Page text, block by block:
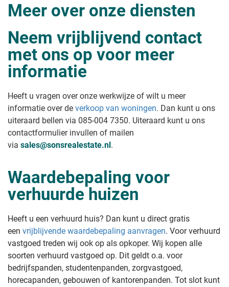
Meer over onze diensten
Neem vrijblijvend contact
met ons op voor meer
informatie
Heeft u vragen over onze werkwijze of wilt u meer
informatie over de verkoop van woningen. Dan kunt u ons
uiteraard bellen via 085-004 7350. Uiteraard kunt u ons
contactformulier invullen of mailen
via sales@sonsrealestate.nl.
Waardebepaling voor
verhuurde huizen
Heeft u een verhuurd huis? Dan kunt u direct gratis
een vrijblijvende waardebepaling aanvragen. Voor verhuurd
vastgoed treden wij ook op als opkoper. Wij kopen alle
soorten verhuurd vastgoed op. Dit geldt o.a. voor
bedrijfspanden, studentenpanden, zorgvastgoed,
horecapanden, gebouwen of kantorenpanden. Tot slot kunt